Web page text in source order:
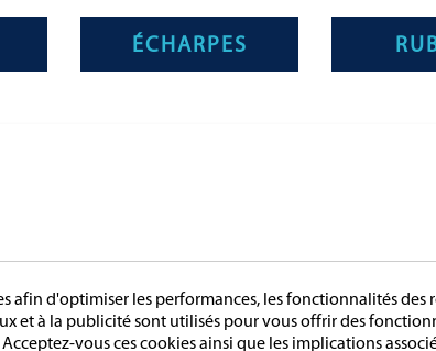
ÉCHARPES
Sur mesure
Mentions légales
Conditions générales de vente
afin d'optimiser les performances, les fonctionnalités des
et à la publicité sont utilisés pour vous offrir des
vous ces cookies ainsi que les implications